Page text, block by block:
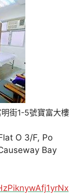
街1-5號寶富大樓
O 3/F, Po
Bay